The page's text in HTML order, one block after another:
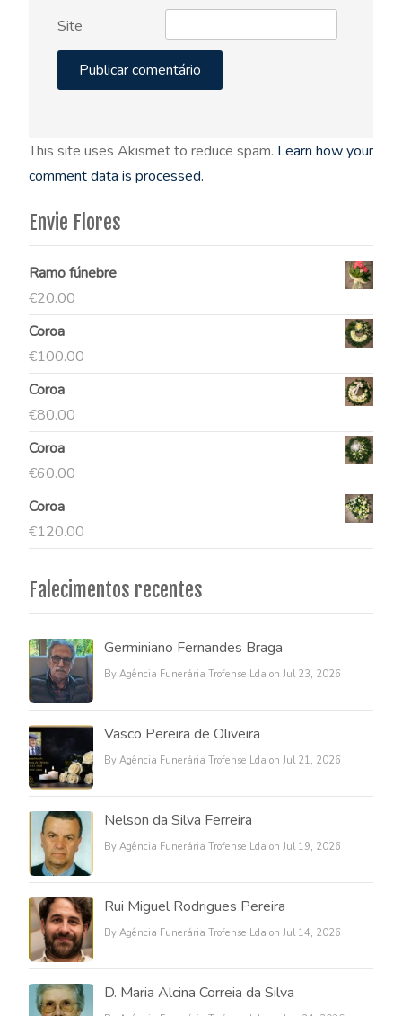
Site
This site uses Akismet to reduce spam. Learn how your
comment data is processed.
Envie Flores
Ramo fúnebre
€20.00
Coroa
€100.00
Coroa
€80.00
Coroa
€60.00
Coroa
€120.00
Falecimentos recentes
Germiniano Fernandes Braga
By Agência Funerária Trofense Lda on Jul 23, 2026
Vasco Pereira de Oliveira
By Agência Funerária Trofense Lda on Jul 21, 2026
Nelson da Silva Ferreira
By Agência Funerária Trofense Lda on Jul 19, 2026
Rui Miguel Rodrigues Pereira
By Agência Funerária Trofense Lda on Jul 14, 2026
D. Maria Alcina Correia da Silva